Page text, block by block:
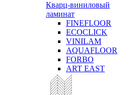
Кварц-виниловый
ламинат
FINEFLOOR
ECOCLICK
VINILAM
AQUAFLOOR
FORBO
ART EAST